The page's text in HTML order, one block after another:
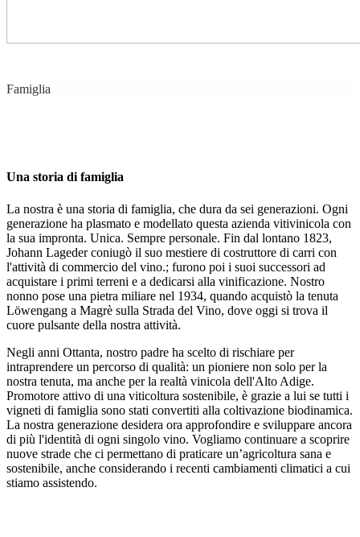
Famiglia
Una storia di famiglia
La nostra è una storia di famiglia, che dura da sei generazioni. Ogni
generazione ha plasmato e modellato questa azienda vitivinicola con
la sua impronta. Unica. Sempre personale. Fin dal lontano 1823,
Johann Lageder coniugò il suo mestiere di costruttore di carri con
l'attività di commercio del vino.; furono poi i suoi successori ad
acquistare i primi terreni e a dedicarsi alla vinificazione. Nostro
nonno pose una pietra miliare nel 1934, quando acquistò la tenuta
Löwengang a Magrè sulla Strada del Vino, dove oggi si trova il
cuore pulsante della nostra attività.
Negli anni Ottanta, nostro padre ha scelto di rischiare per
intraprendere un percorso di qualità: un pioniere non solo per la
nostra tenuta, ma anche per la realtà vinicola dell'Alto Adige.
Promotore attivo di una viticoltura sostenibile, è grazie a lui se tutti i
vigneti di famiglia sono stati convertiti alla coltivazione biodinamica.
La nostra generazione desidera ora approfondire e sviluppare ancora
di più l'identità di ogni singolo vino. Vogliamo continuare a scoprire
nuove strade che ci permettano di praticare un’agricoltura sana e
sostenibile, anche considerando i recenti cambiamenti climatici a cui
stiamo assistendo.